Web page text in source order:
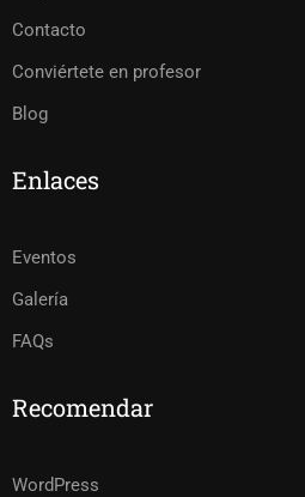
Contacto
Conviértete en profesor
Blog
Enlaces
Eventos
Galería
FAQs
Recomendar
WordPress